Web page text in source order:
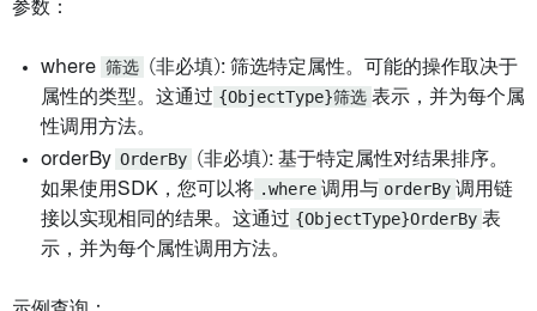
参数：
where 筛选 (非必填): 筛选特定属性。可能的操作取决于
属性的类型。这通过 {ObjectType}筛选 表示，并为每个属
性调用方法。
orderBy OrderBy (非必填): 基于特定属性对结果排序。
如果使用SDK，您可以将 .where 调用与 orderBy 调用链
接以实现相同的结果。这通过 {ObjectType}OrderBy 表
示，并为每个属性调用方法。